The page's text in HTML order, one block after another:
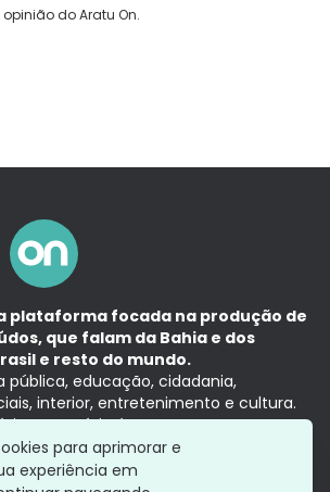
do Aratu On.
plataforma focada na produção de
que falam da Bahia e dos
e resto do mundo.
pública, educação, cidadania,
interior, entretenimento e cultura.
e a notícia é no tempo presente,
do Grupo Aratu.
de privacidade
para aprimorar e
experiência em